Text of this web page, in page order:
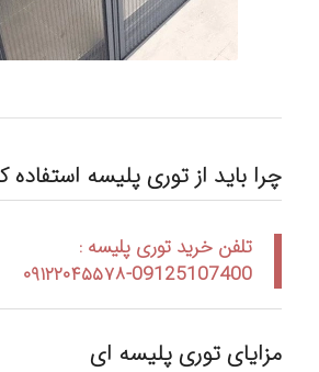
چرا باید از توری پلیسه استفاده
تلفن خرید توری پلیسه :
09125107400-۰۹۱۲۲۰۴۵۵۷۸
مزایای توری پلیسه ای